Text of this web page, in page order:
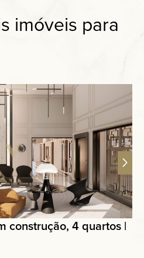
imóveis para
construção, 4 quartos |